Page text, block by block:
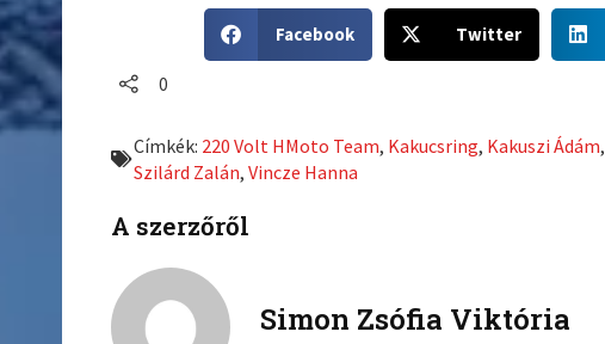
h
o
n
a
o
Facebook
h
o
t
e
Twitter
h
o
0
Címkék: 220 Volt HMoto Team, Kakucsring, Kakuszi Ádám,
Szilárd Zalán,Vincze Hanna
A szerzőről
Simon Zsófia Viktória